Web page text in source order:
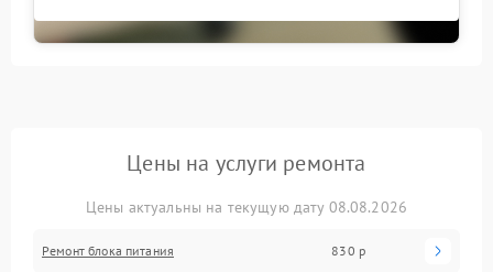
Цены на услуги ремонта
Цены актуальны на текущую дату 08.08.2026
Ремонт блока питания 830 р